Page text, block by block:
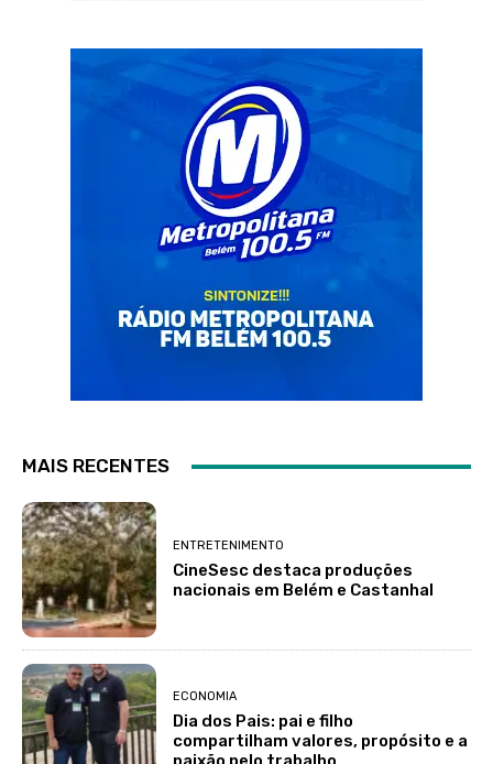
MAIS RECENTES
ENTRETENIMENTO
CineSesc destaca produções
nacionais em Belém e Castanhal
ECONOMIA
Dia dos Pais: pai e filho
compartilham valores, propósito e a